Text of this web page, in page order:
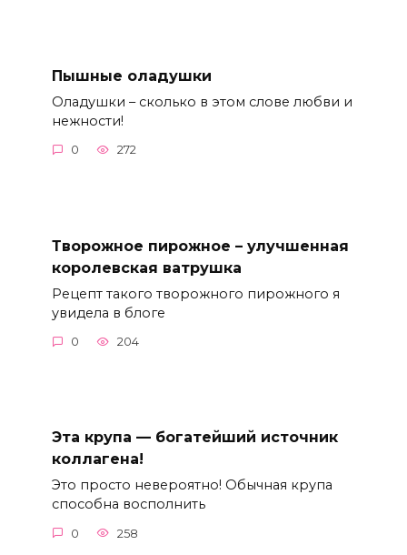
Пышные оладушки
Оладушки – сколько в этом слове любви и
нежности!
0 272
Творожное пирожное – улучшенная
королевская ватрушка
Рецепт такого творожного пирожного я
увидела в блоге
0 204
Эта крупа — богатейший источник
коллагена!
Это просто невероятно! Обычная крупа
способна восполнить
0 258